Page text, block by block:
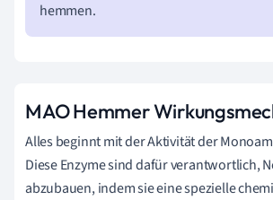
hemmen.
MAO Hemmer
Alles beginnt mit der Aktivität der
Diese Enzyme sind dafür verantwortlich,
abzubauen, indem sie eine spezielle